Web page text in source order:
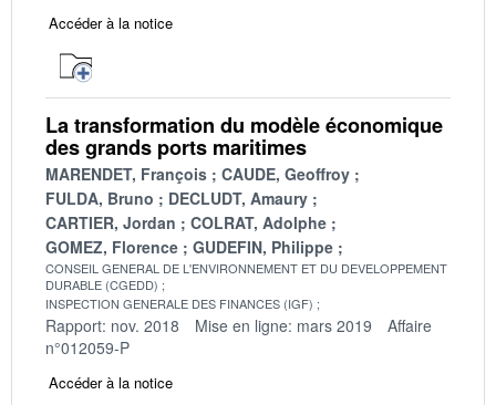
Accéder à la notice
La transformation du modèle économique
des grands ports maritimes
MARENDET, François
CAUDE, Geoffroy
FULDA, Bruno
DECLUDT, Amaury
CARTIER, Jordan
COLRAT, Adolphe
GOMEZ, Florence
GUDEFIN, Philippe
CONSEIL GENERAL DE L'ENVIRONNEMENT ET DU DEVELOPPEMENT
DURABLE (CGEDD)
INSPECTION GENERALE DES FINANCES (IGF)
Rapport: nov. 2018 Mise en ligne: mars 2019
Affaire
n°012059-P
Accéder à la notice